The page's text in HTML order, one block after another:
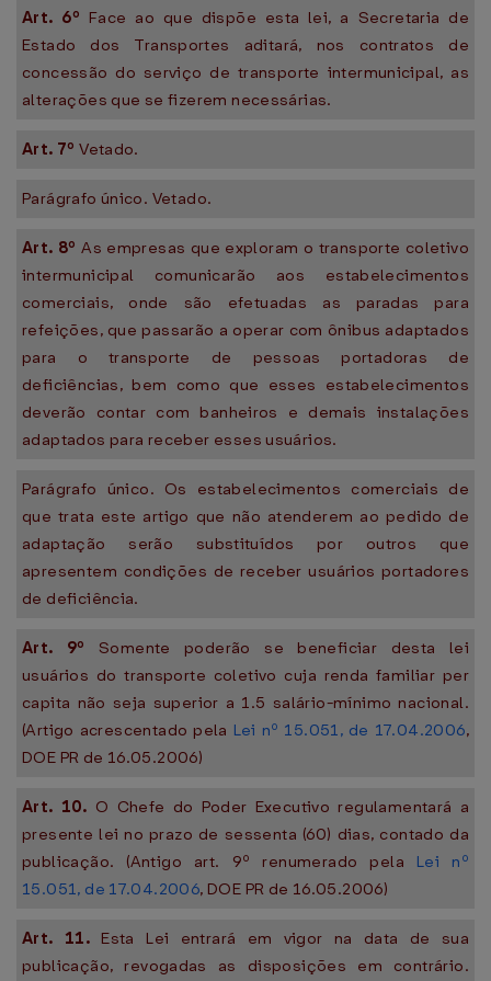
Art. 6º Face ao que dispõe esta lei, a Secretaria de
Estado dos Transportes aditará, nos contratos de
concessão do serviço de transporte intermunicipal, as
alterações que se fizerem necessárias.
Art. 7º Vetado.
Parágrafo único. Vetado.
Art. 8º As empresas que exploram o transporte coletivo
intermunicipal comunicarão aos estabelecimentos
comerciais, onde são efetuadas as paradas para
refeições, que passarão a operar com ônibus adaptados
para o transporte de pessoas portadoras de
deficiências, bem como que esses estabelecimentos
deverão contar com banheiros e demais instalações
adaptados para receber esses usuários.
Parágrafo único. Os estabelecimentos comerciais de
que trata este artigo que não atenderem ao pedido de
adaptação serão substituídos por outros que
apresentem condições de receber usuários portadores
de deficiência.
Art. 9º Somente poderão se beneficiar desta lei
usuários do transporte coletivo cuja renda familiar per
capita não seja superior a 1.5 salário-mínimo nacional.
(Artigo acrescentado pela Lei nº 15.051, de 17.04.2006,
DOE PR de 16.05.2006)
Art. 10. O Chefe do Poder Executivo regulamentará a
presente lei no prazo de sessenta (60) dias, contado da
publicação. (Antigo art. 9º renumerado pela Lei nº
15.051, de 17.04.2006, DOE PR de 16.05.2006)
Art. 11. Esta Lei entrará em vigor na data de sua
publicação, revogadas as disposições em contrário.